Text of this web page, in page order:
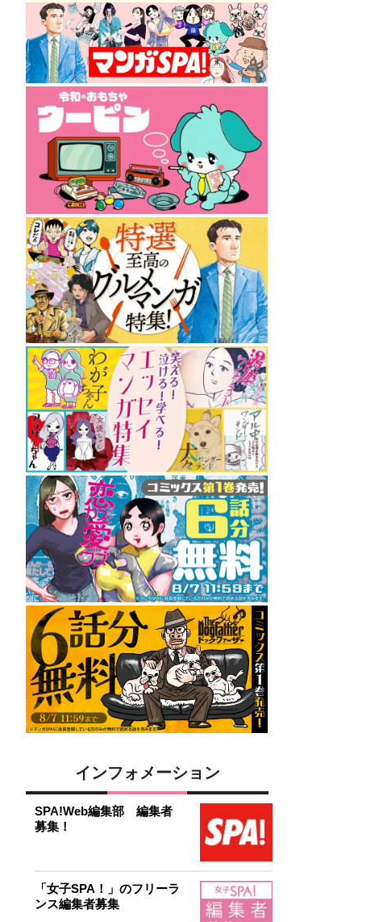
インフォメーション
SPA!Web編集部 編集者
募集！
「女子SPA！」のフリーラ
ンス編集者募集